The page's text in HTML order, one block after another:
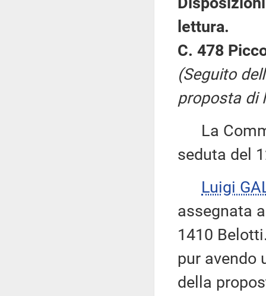
lettura.
C. 478
(Seguito
proposta di
La
seduta del
Luigi
assegnata
1410
pur avendo
della